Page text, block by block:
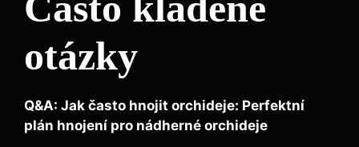
otázky
Q&A: Jak často hnojit orchideje: Perfektní
plán hnojení pro⁤ nádherné orchideje